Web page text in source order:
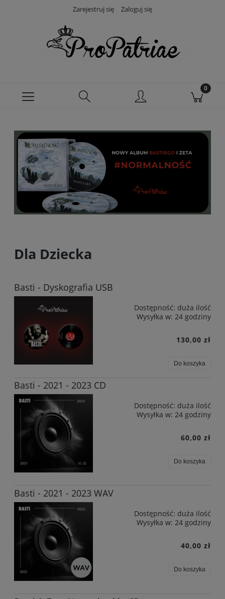
Zarejestruj się Zaloguj się
Dla Dziecka
Basti - Dyskografia USB
Dostępność: duża ilość
Wysyłka w: 24 godziny
130,00 zł
Do koszyka
Basti - 2021 - 2023 CD
Dostępność: duża ilość
Wysyłka w: 24 godziny
60,00 zł
Do koszyka
Basti - 2021 - 2023 WAV
Dostępność: duża ilość
Wysyłka w: 24 godziny
40,00 zł
Do koszyka